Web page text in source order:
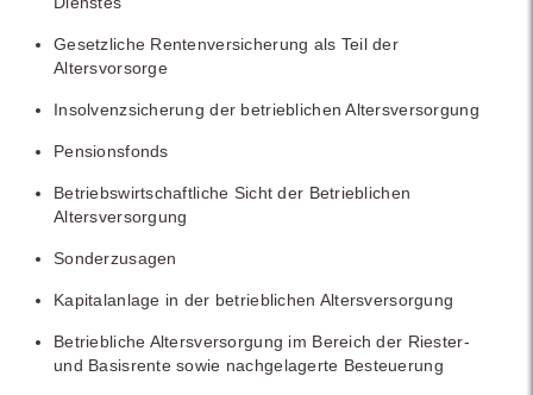
Gesetzliche Rentenversicherung als Teil der
Altersvorsorge
Insolvenzsicherung der betrieblichen Altersversorgung
Pensionsfonds
Betriebswirtschaftliche Sicht der Betrieblichen
Altersversorgung
Sonderzusagen
Kapitalanlage in der betrieblichen Altersversorgung
Betriebliche Altersversorgung im Bereich der Riester-
und Basisrente sowie nachgelagerte Besteuerung